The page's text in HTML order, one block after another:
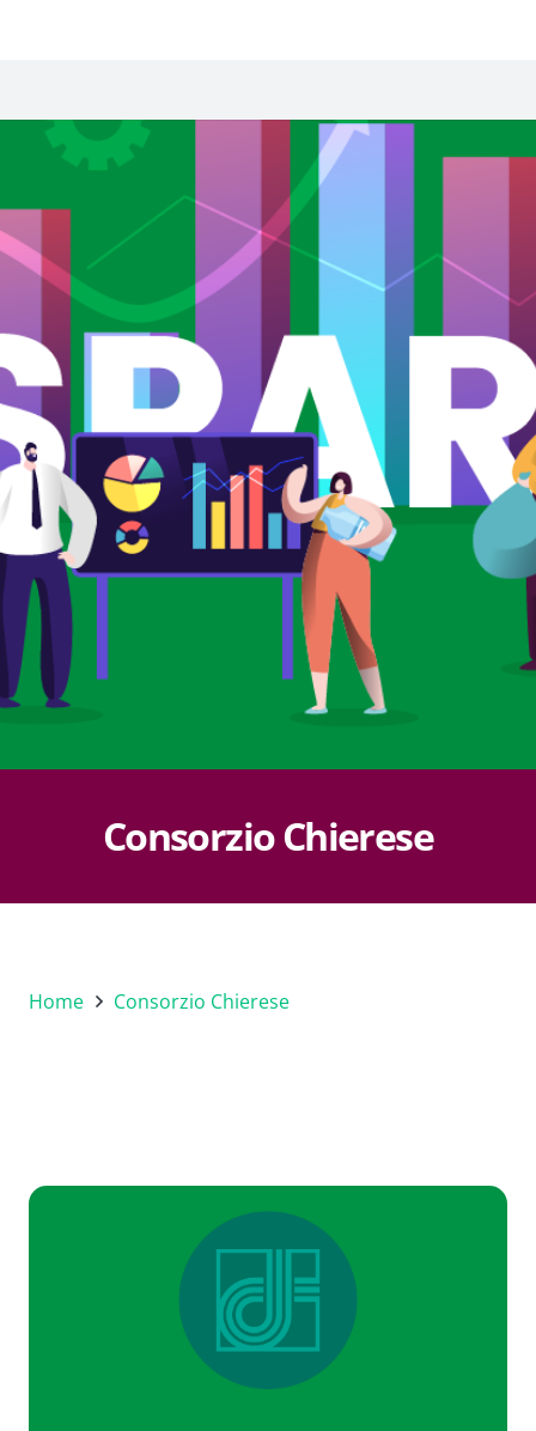
Consorzio Chierese
Home Consorzio Chierese